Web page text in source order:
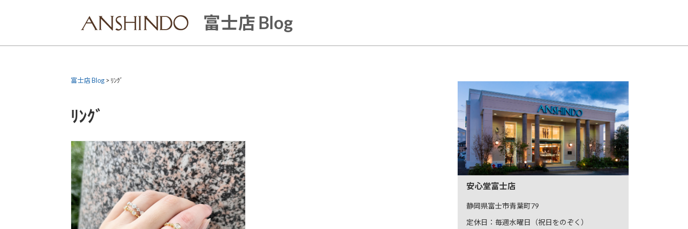
富士店 Blog
富士店 Blog > ﾘﾝｸﾞ
ﾘﾝｸﾞ
安心堂富士店
静岡県富士市青葉町79
定休日：毎週水曜日（祝日をのぞく）